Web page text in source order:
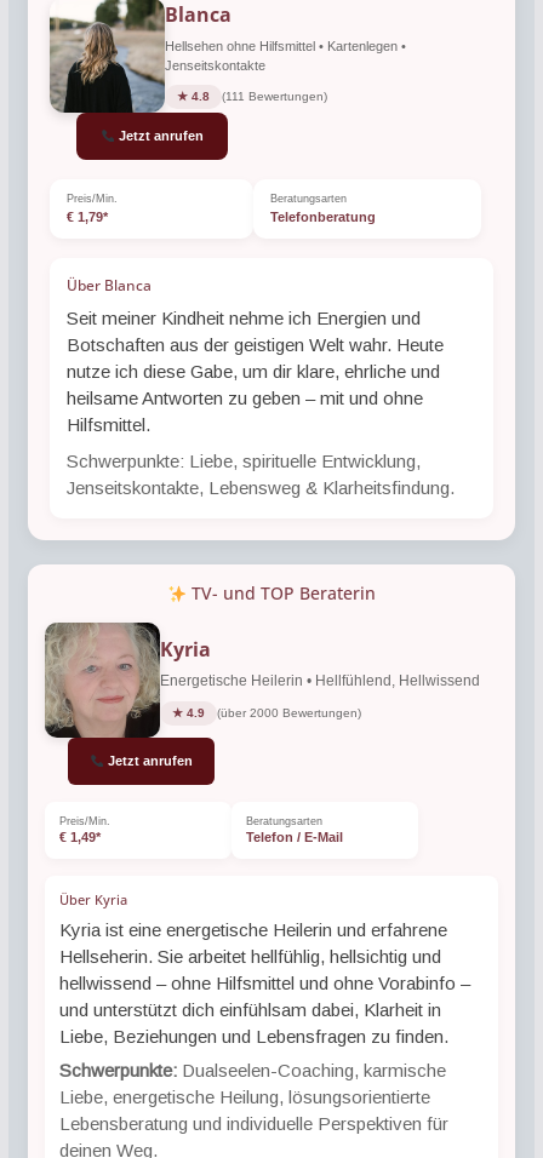
Blanca
Hellsehen ohne Hilfsmittel • Kartenlegen •
Jenseitskontakte
★ 4.8 (111 Bewertungen)
Jetzt anrufen
Preis/Min.
€ 1,79*
Beratungsarten
Telefonberatung
Über Blanca
Seit meiner Kindheit nehme ich Energien und
Botschaften aus der geistigen Welt wahr. Heute
nutze ich diese Gabe, um dir klare, ehrliche und
heilsame Antworten zu geben – mit und ohne
Hilfsmittel.
Schwerpunkte: Liebe, spirituelle Entwicklung,
Jenseitskontakte, Lebensweg & Klarheitsfindung.
TV- und TOP Beraterin
Kyria
Energetische Heilerin • Hellfühlend, Hellwissend
★ 4.9 (über 2000 Bewertungen)
Jetzt anrufen
Preis/Min.
€ 1,49*
Beratungsarten
Telefon / E-Mail
Über Kyria
Kyria ist eine energetische Heilerin und erfahrene
Hellseherin. Sie arbeitet hellfühlig, hellsichtig und
hellwissend – ohne Hilfsmittel und ohne Vorabinfo –
und unterstützt dich einfühlsam dabei, Klarheit in
Liebe, Beziehungen und Lebensfragen zu finden.
Schwerpunkte:Dualseelen-Coaching, karmische
Liebe, energetische Heilung, lösungsorientierte
Lebensberatung und individuelle Perspektiven für
deinen Weg.